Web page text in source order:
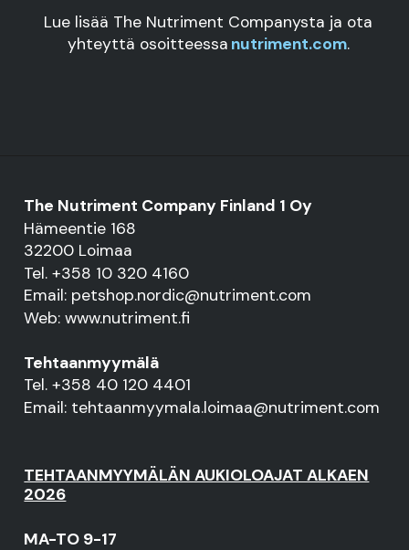
Lue lisää The Nutriment Companysta ja ota
yhteyttä osoitteessa nutriment.com.
The Nutriment Company Finland 1 Oy
Hämeentie 168
32200 Loimaa
Tel. +358 10 320 4160
Email: petshop.nordic@nutriment.com
Web: www.nutriment.fi
Tehtaanmyymälä
Tel. +358 40 120 4401
Email: tehtaanmyymala.loimaa@nutriment.com
TEHTAANMYYMÄLÄN AUKIOLOAJAT ALKAEN
2026
MA-TO 9-17